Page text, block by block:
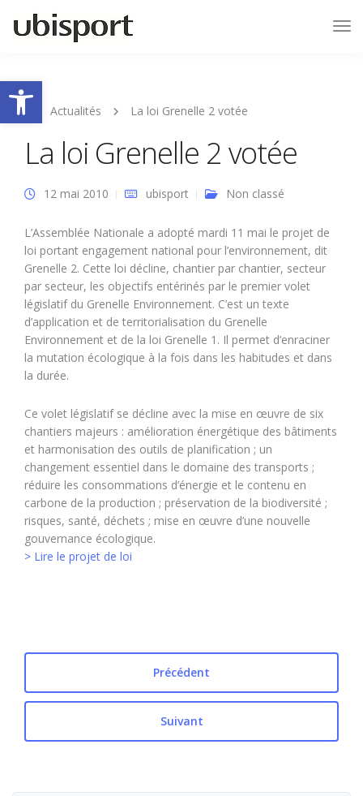
Ouvrir la barre d’outils
Actualités La loi Grenelle 2 votée
La loi Grenelle 2 votée
12 mai 2010 ubisport Non classé
L’Assemblée Nationale a adopté mardi 11 mai le projet de
loi portant engagement national pour l’environnement, dit
Grenelle 2. Cette loi décline, chantier par chantier, secteur
par secteur, les objectifs entérinés par le premier volet
législatif du Grenelle Environnement. C’est un texte
d’application et de territorialisation du Grenelle
Environnement et de la loi Grenelle 1. Il permet d’enraciner
la mutation écologique à la fois dans les habitudes et dans
la durée.
Ce volet législatif se décline avec la mise en œuvre de six
chantiers majeurs : amélioration énergétique des bâtiments
et harmonisation des outils de planification ; un
changement essentiel dans le domaine des transports ;
réduire les consommations d’énergie et le contenu en
carbone de la production ; préservation de la biodiversité ;
risques, santé, déchets ; mise en œuvre d’une nouvelle
gouvernance écologique.
> Lire le projet de loi
Précédent
Suivant